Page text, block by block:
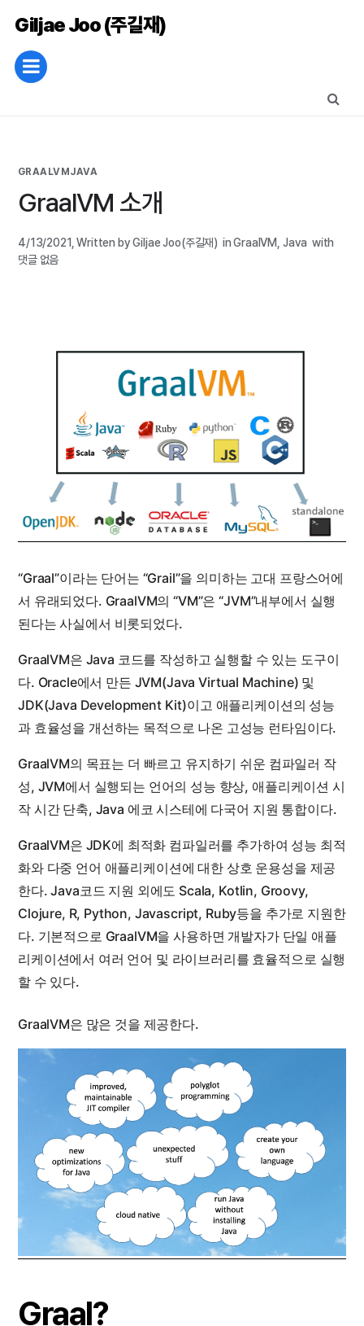
Giljae Joo (주길재)
GRAALVM JAVA
GraalVM 소개
4/13/2021 ,Written by Giljae Joo(주길재) inGraalVM Java with
댓글 없음
“Graal”이라는 단어는 “Grail”을 의미하는 고대 프랑스어에
서 유래되었다. GraalVM의 “VM”은 “JVM”내부에서 실행
된다는 사실에서 비롯되었다.
GraalVM은 Java 코드를 작성하고 실행할 수 있는 도구이
다. Oracle에서 만든 JVM(Java Virtual Machine) 및
JDK(Java Development Kit)이고 애플리케이션의 성능
과 효율성을 개선하는 목적으로 나온 고성능 런타임이다.
GraalVM의 목표는 더 빠르고 유지하기 쉬운 컴파일러 작
성, JVM에서 실행되는 언어의 성능 향상, 애플리케이션 시
작 시간 단축, Java 에코 시스테에 다국어 지원 통합이다.
GraalVM은 JDK에 최적화 컴파일러를 추가하여 성능 최적
화와 다중 언어 애플리케이션에 대한 상호 운용성을 제공
한다. Java코드 지원 외에도 Scala, Kotlin, Groovy,
Clojure, R, Python, Javascript, Ruby등을 추가로 지원한
다. 기본적으로 GraalVM을 사용하면 개발자가 단일 애플
리케이션에서 여러 언어 및 라이브러리를 효율적으로 실행
할 수 있다.
GraalVM은 많은 것을 제공한다.
Graal?